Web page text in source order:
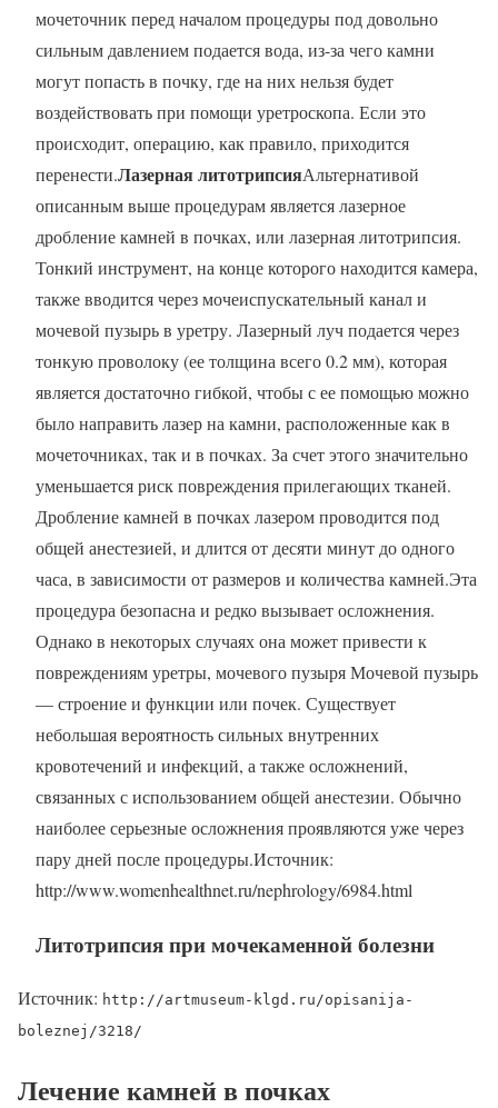
мочеточник перед началом процедуры под довольно
сильным давлением подается вода, из-за чего камни
могут попасть в почку, где на них нельзя будет
воздействовать при помощи уретроскопа. Если это
происходит, операцию, как правило, приходится
перенести.Лазерная литотрипсияАльтернативой
описанным выше процедурам является лазерное
дробление камней в почках, или лазерная литотрипсия.
Тонкий инструмент, на конце которого находится камера,
также вводится через мочеиспускательный канал и
мочевой пузырь в уретру. Лазерный луч подается через
тонкую проволоку (ее толщина всего 0.2 мм), которая
является достаточно гибкой, чтобы с ее помощью можно
было направить лазер на камни, расположенные как в
мочеточниках, так и в почках. За счет этого значительно
уменьшается риск повреждения прилегающих тканей.
Дробление камней в почках лазером проводится под
общей анестезией, и длится от десяти минут до одного
часа, в зависимости от размеров и количества камней.Эта
процедура безопасна и редко вызывает осложнения.
Однако в некоторых случаях она может привести к
повреждениям уретры, мочевого пузыря Мочевой пузырь
— строение и функции или почек. Существует
небольшая вероятность сильных внутренних
кровотечений и инфекций, а также осложнений,
связанных с использованием общей анестезии. Обычно
наиболее серьезные осложнения проявляются уже через
пару дней после процедуры.Источник:
http://www.womenhealthnet.ru/nephrology/6984.html
Литотрипсия при мочекаменной болезни
Источник: http://artmuseum-klgd.ru/opisanija-
boleznej/3218/
Лечение камней в почках